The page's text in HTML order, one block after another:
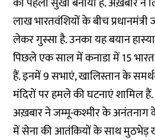
लाख भारतवंशियों के बीच प्रधानमंत्री
लेकर गुस्सा है. उनका यह बयान
पिछले एक साल में कनाडा में 15 भारत
हैं. इनमें 9 सभाएं, खालिस्तान के
मंदिरों पर हमले की घटनाएं शामिल हैं.
अख़बार ने जम्मू-कश्मीर के
में सेना की आतंकियों के साथ मुठभेड़